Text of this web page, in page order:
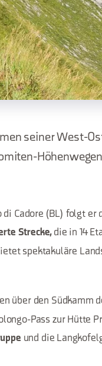
seiner West-
di Cadore (BL) folgt er
Strecke, die in 14
spektakuläre
über den Südkamm
Pass zur Hütte
und die